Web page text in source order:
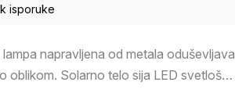
isporuke
napravljena od metala oduševljava
oblikom. Solarno telo sija LED svetlošću